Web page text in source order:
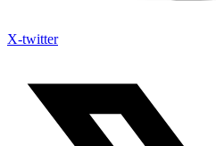
X-twitter